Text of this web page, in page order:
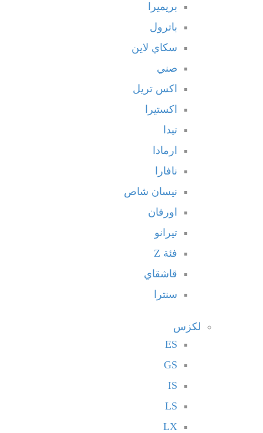
بريميرا
باترول
سكاي لاين
صني
اكس تريل
اكستيرا
تيدا
ارمادا
نافارا
نيسان شاص
اورفان
تيرانو
فئة Z
قاشقاي
سنترا
لكزس
ES
GS
IS
LS
LX